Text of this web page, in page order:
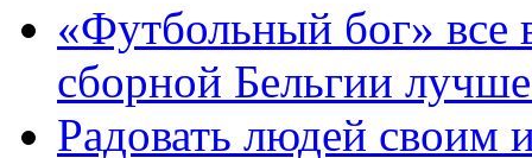
«Футбольный бог» все
сборной Бельгии
Радовать людей своим